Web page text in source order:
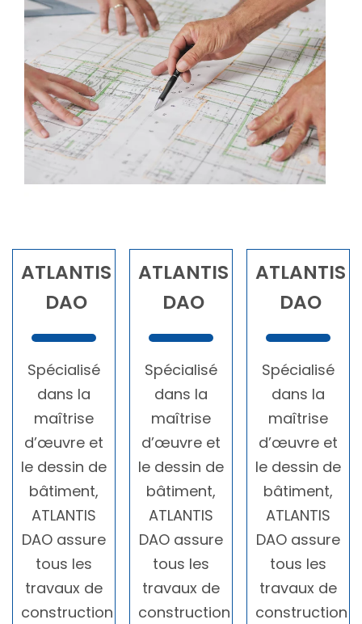
ATLANTIS
DAO
Spécialisé
dans la
maîtrise
d’œuvre et
le dessin de
bâtiment,
ATLANTIS
DAO assure
tous les
travaux de
construction
ATLANTIS
DAO
Spécialisé
dans la
maîtrise
d’œuvre et
le dessin de
bâtiment,
ATLANTIS
DAO assure
tous les
travaux de
construction
ATLANTIS
DAO
Spécialisé
dans la
maîtrise
d’œuvre et
le dessin de
bâtiment,
ATLANTIS
DAO assure
tous les
travaux de
construction